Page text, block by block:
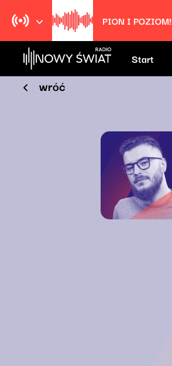
PION I POZIOM!
Start
wróć